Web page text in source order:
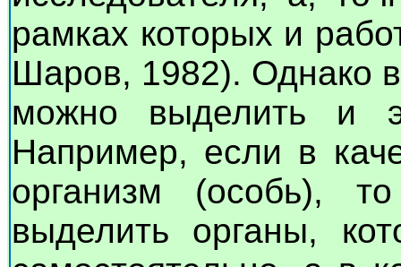
рамках которых и
Шаров, 1982). Однако
можно выделить и
Например, если в
организм (особь),
выделить органы,